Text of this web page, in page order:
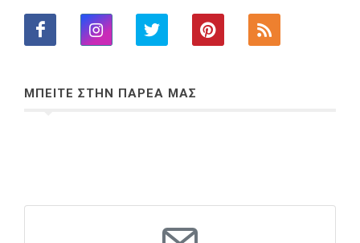
ΜΠΕΙΤΕ ΣΤΗΝ ΠΑΡΕΑ ΜΑΣ